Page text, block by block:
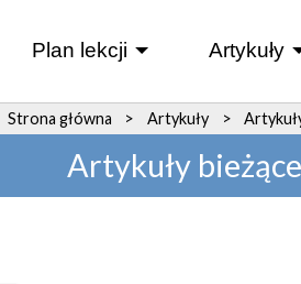
Plan lekcji
Artykuły
Strona główna > Artykuły >
Artykuły bieżące